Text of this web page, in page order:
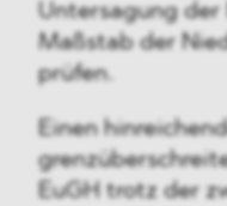
Untersagung
Maßstab der
prüfen.
Einen
EuGH trotz der